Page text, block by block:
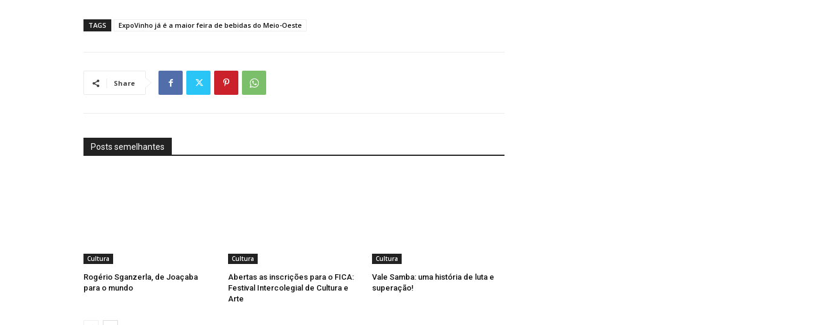
TAGS ExpoVinho já é a maior feira de bebidas do Meio-Oeste
Share
Posts semelhantes
Cultura
Rogério Sganzerla, de Joaçaba
para o mundo
Cultura
Abertas as inscrições para o FICA:
Festival Intercolegial de Cultura e
Arte
Cultura
Vale Samba: uma história de luta e
superação!